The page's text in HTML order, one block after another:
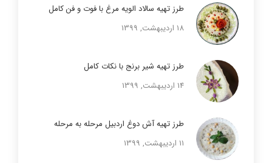
طرز تهیه سالاد الویه مرغ با فوت و فن کامل
18 اردیبهشت, 1399
طرز تهیه شیر برنج با نکات کامل
14 اردیبهشت, 1399
طرز تهیه آش دوغ اردبیل مرحله به مرحله
11 اردیبهشت, 1399